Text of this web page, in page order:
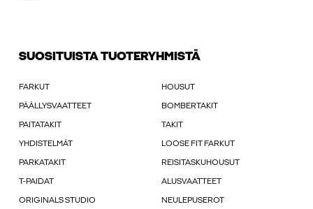
SUOSITUISTA TUOTERYHMISTÄ
FARKUT HOUSUT
PÄÄLLYSVAATTEET BOMBERTAKIT
PAITATAKIT TAKIT
YHDISTELMÄT LOOSE FIT FARKUT
PARKATAKIT REISITASKUHOUSUT
T-PAIDAT ALUSVAATTEET
ORIGINALS STUDIO NEULEPUSEROT